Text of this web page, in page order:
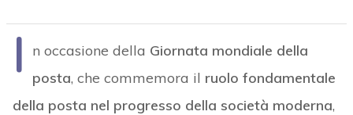
I n occasione della Giornata mondiale della
posta, che commemora il ruolo fondamentale
della posta nel progresso della società moderna,